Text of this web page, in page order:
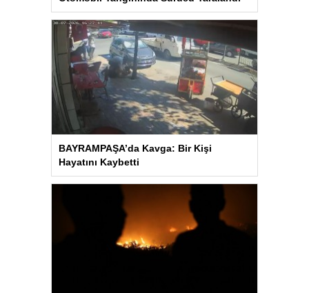
BAYRAMPAŞA’da Kavga: Bir Kişi
Hayatını Kaybetti